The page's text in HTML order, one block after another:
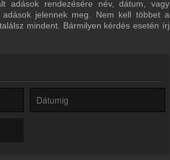
adások rendezésére név, dátum, vagy
adások jelennek meg. Nem kell többet a
mindent. Bármilyen kérdés esetén írj